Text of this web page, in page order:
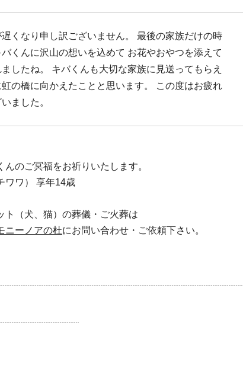
くなり申し訳ございません。 最後の家族だけの時
バくんに沢山の想いを込めて お花やおやつを添えて
したね。 キバくんも大切な家族に見送ってもらえ
の橋に向かえたことと思います。 この度はお疲れ
ました。
んのご冥福をお祈りいたします。
ワワ） 享年14歳
ト（犬、猫）の葬儀・ご火葬は
ニーノアの杜にお問い合わせ・ご依頼下さい。